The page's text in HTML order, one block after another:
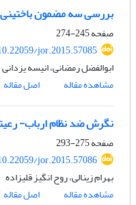
بررسی سه مضمون باختینی
صفحه245-274
jor.2015.57085
ابوالفضل رمضانی، انیسه یزدانی
مشاهده مقاله
اصل مقاله
نگرش ضد نظام ارباب-
صفحه275-293
jor.2015.57086
بهرام زینالی، روح انگیز قلیزاده
مشاهده مقاله
اصل مقاله